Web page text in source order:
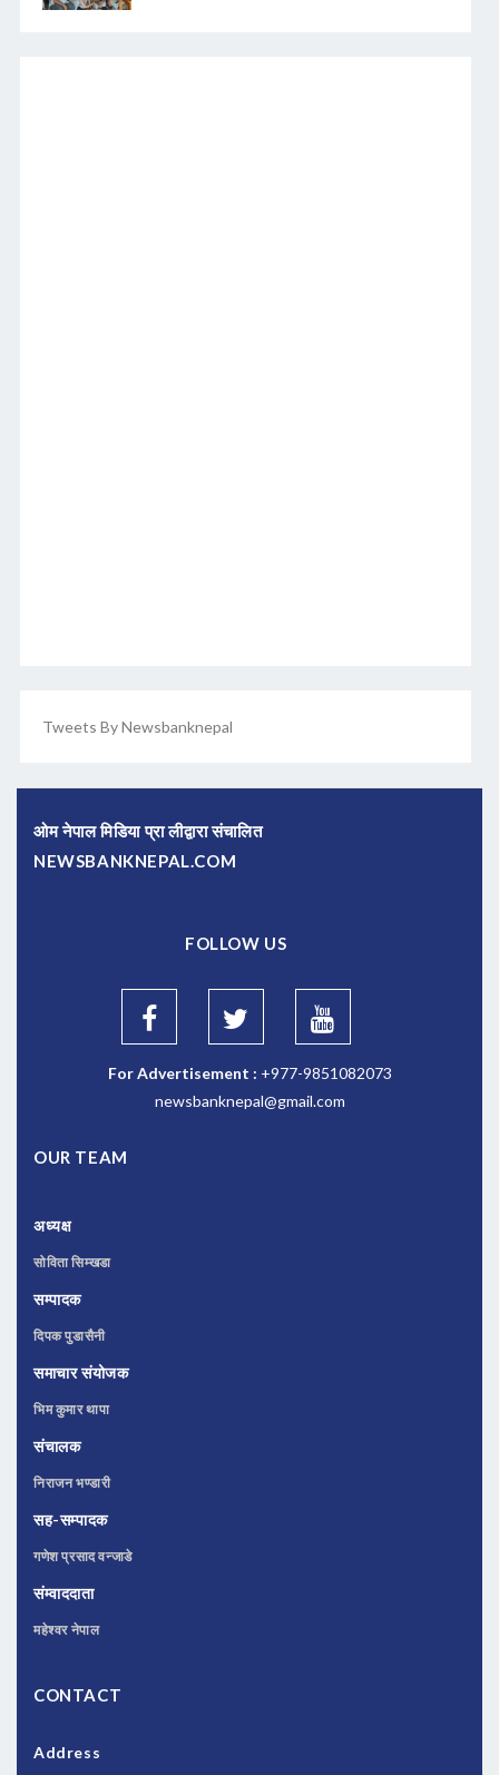
Tweets By Newsbanknepal
ओम नेपाल मिडिया प्रा लीद्वारा संचालित
NEWSBANKNEPAL.COM
FOLLOW US
For Advertisement : +977-9851082073
newsbanknepal@gmail.com
OUR TEAM
अध्यक्ष
सोविता सिम्खडा
सम्पादक
दिपक पुडासैनी
समाचार संयोजक
भिम कुमार थापा
संचालक
निराजन भण्डारी
सह-सम्पादक
गणेश प्रसाद वन्जाडे
संम्वाददाता
महेश्वर नेपाल
CONTACT
Address